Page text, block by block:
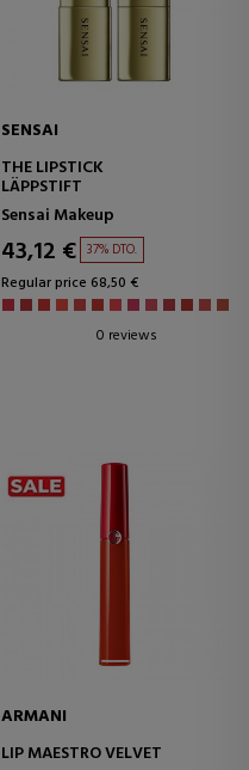
SENSAI
THE LIPSTICK
LÄPPSTIFT
Sensai Makeup
43,12 € 37% DTO.
Regular price 68,50 €
0 reviews
ARMANI
LIP MAESTRO VELVET